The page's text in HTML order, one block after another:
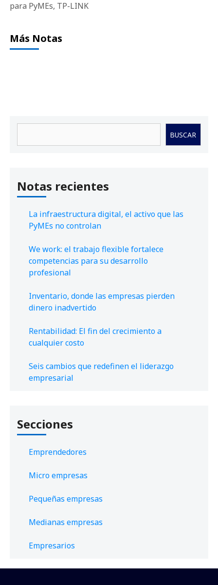
para PyMEs, TP-LINK
Más Notas
BUSCAR
Notas recientes
La infraestructura digital, el activo que las
PyMEs no controlan
We work: el trabajo flexible fortalece
competencias para su desarrollo
profesional
Inventario, donde las empresas pierden
dinero inadvertido
Rentabilidad: El fin del crecimiento a
cualquier costo
Seis cambios que redefinen el liderazgo
empresarial
Secciones
Emprendedores
Micro empresas
Pequeñas empresas
Medianas empresas
Empresarios